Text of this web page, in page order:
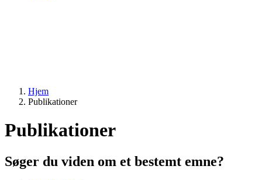
Hjem
Publikationer
Publikationer
Søger du viden om et bestemt emne?